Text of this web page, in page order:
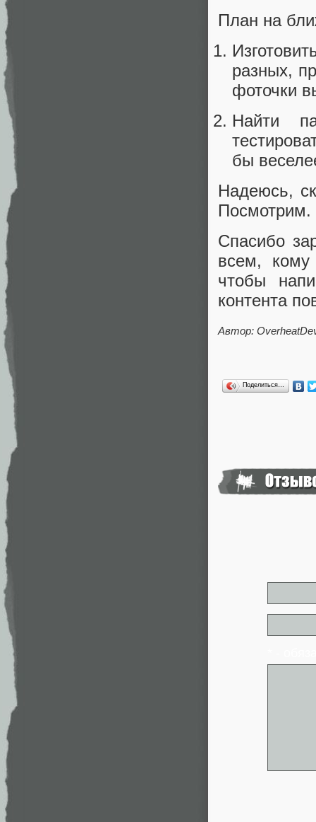
План на
разных,
фоточки
Найти
бы
Надеюсь,
Посмотрим.
Спасибо
всем, кому
чтобы
контента
Автор:
Поделиться…